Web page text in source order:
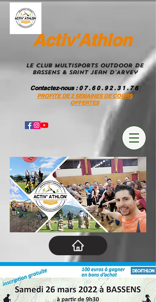
Activ'Athlon
Le Club MultiSportS Outdoor de
Bassens & Saint Jean D'Arvey
Contactez-nous: 0 7 . 6 0 . 9 2 . 3 1 . 7 6
PROFITE DE 2 SEMAINES DE COURS
OFFERTES